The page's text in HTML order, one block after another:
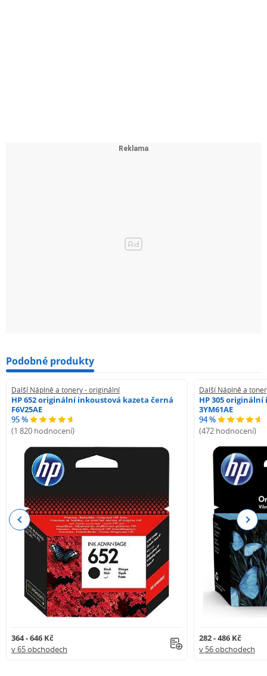
Podobné produkty
Další Náplně a tonery - originální
HP 652 originální inkoustová kazeta černá
F6V25AE
95 %
(1 820 hodnocení)
364 - 646 Kč
v 65 obchodech
Další Náplně a
HP 305
3YM61AE
94 %
(472 hodnocení)
282 - 486 Kč
v 56 obchodech
Previous Next